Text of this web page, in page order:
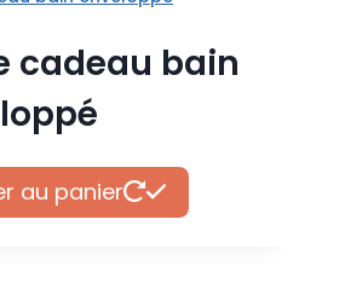
cadeau bain
au panier